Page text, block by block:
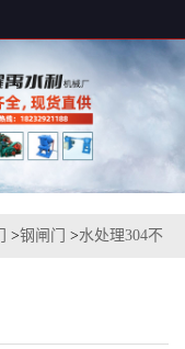
>钢闸门 >水处理304不